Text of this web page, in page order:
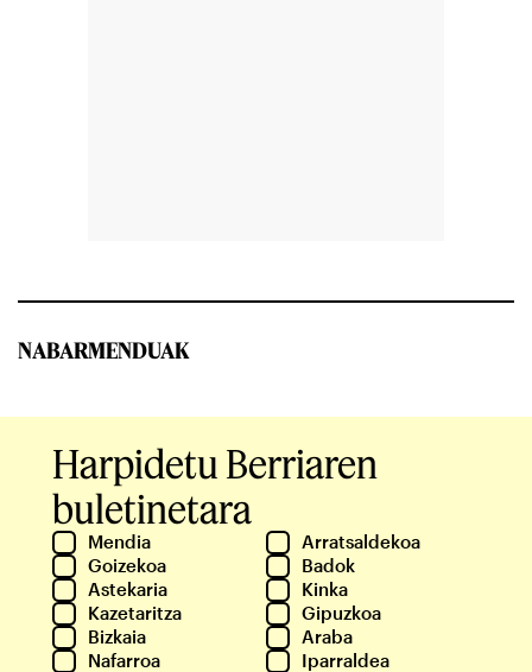
NABARMENDUAK
Harpidetu Berriaren
buletinetara
Mendia
Arratsaldekoa
Goizekoa
Badok
Astekaria
Kinka
Kazetaritza
Gipuzkoa
Bizkaia
Araba
Nafarroa
Iparraldea